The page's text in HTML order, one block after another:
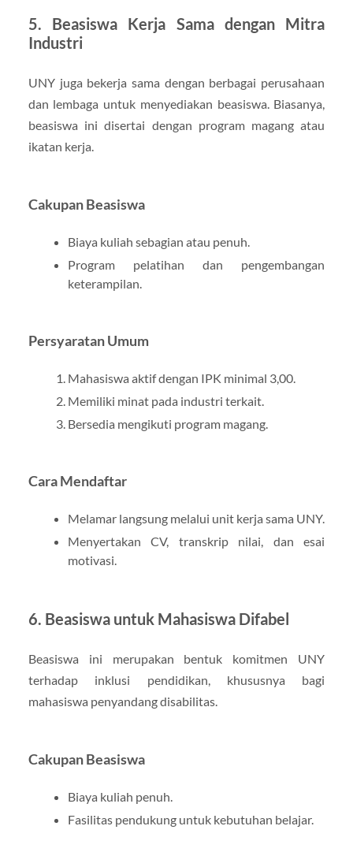
5. Beasiswa Kerja Sama dengan Mitra
Industri
UNY juga bekerja sama dengan berbagai perusahaan
dan lembaga untuk menyediakan beasiswa. Biasanya,
beasiswa ini disertai dengan program magang atau
ikatan kerja.
Cakupan Beasiswa
Biaya kuliah sebagian atau penuh.
Program pelatihan dan pengembangan
keterampilan.
Persyaratan Umum
Mahasiswa aktif dengan IPK minimal 3,00.
Memiliki minat pada industri terkait.
Bersedia mengikuti program magang.
Cara Mendaftar
Melamar langsung melalui unit kerja sama UNY.
Menyertakan CV, transkrip nilai, dan esai
motivasi.
6. Beasiswa untuk Mahasiswa Difabel
Beasiswa ini merupakan bentuk komitmen UNY
terhadap inklusi pendidikan, khususnya bagi
mahasiswa penyandang disabilitas.
Cakupan Beasiswa
Biaya kuliah penuh.
Fasilitas pendukung untuk kebutuhan belajar.